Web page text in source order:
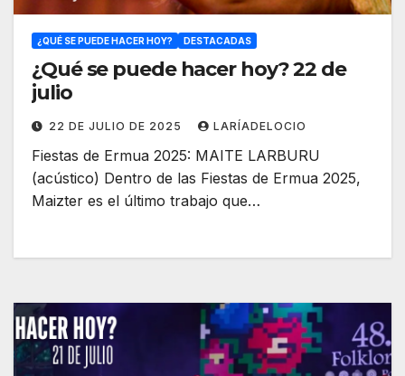
¿QUÉ SE PUEDE HACER HOY? DESTACADAS
¿Qué se puede hacer hoy? 22 de
julio
22 DE JULIO DE 2025 LARÍADELOCIO
Fiestas de Ermua 2025: MAITE LARBURU
(acústico) Dentro de las Fiestas de Ermua 2025,
Maizter es el último trabajo que…